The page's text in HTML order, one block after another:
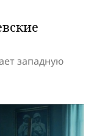
западную